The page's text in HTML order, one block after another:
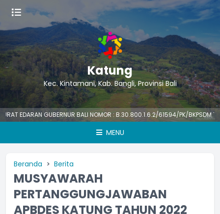
Katung
Kec. Kintamani, Kab. Bangli, Provinsi Bali
GUBERNUR BALI NOMOR : B.30.800.1.6.2/61594/PK/BKPSDM TENTANG
MENU
Beranda Berita
MUSYAWARAH
PERTANGGUNGJAWABAN
APBDES KATUNG TAHUN 2022